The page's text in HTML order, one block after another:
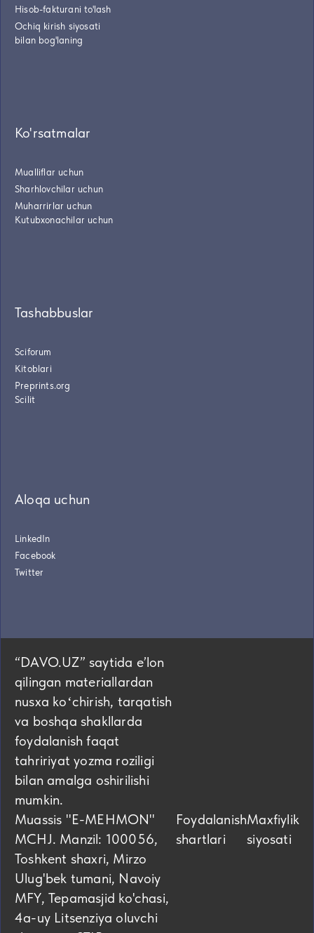
Hisob-fakturani to'lash
Ochiq kirish siyosati
bilan bog'laning
Ko'rsatmalar
Mualliflar uchun
Sharhlovchilar uchun
Muharrirlar uchun
Kutubxonachilar uchun
Tashabbuslar
Sciforum
Kitoblari
Preprints.org
Scilit
Aloqa uchun
LinkedIn
Facebook
Twitter
“DAVO.UZ” saytida eʼlon
qilingan materiallardan
nusxa koʻchirish, tarqatish
va boshqa shakllarda
foydalanish faqat
tahririyat yozma roziligi
bilan amalga oshirilishi
mumkin.
Muassis "E-MEHMON"
MCHJ. Manzil: 100056,
Toshkent shaxri, Mirzo
Ulug'bek tumani, Navoiy
MFY, Tepamasjid ko'chasi,
4а-uy Litsenziya oluvchi
Foydalanish
shartlari
Maxfiylik
siyosati